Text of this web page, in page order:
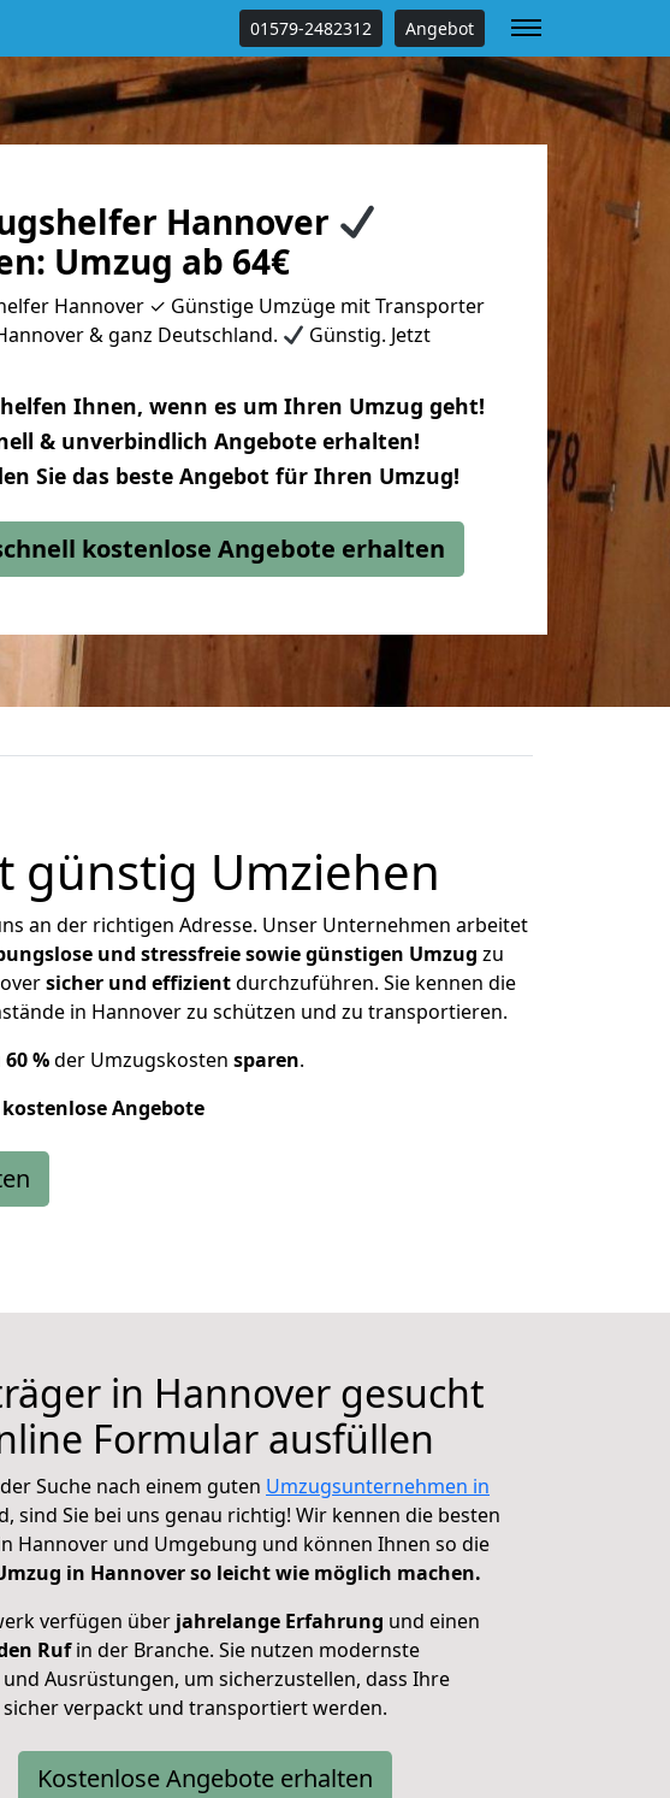
01579-2482312 Angebot
Hannover
Umzug ab 64€
Hannover ✓ Günstige Umzüge mit Transporter
& ganz Deutschland.
Günstig. Jetzt
Ihnen, wenn es um Ihren Umzug geht!
& unverbindlich Angebote erhalten!
Sie das beste Angebot für Ihren Umzug!
kostenlose Angebote erhalten
günstig Umziehen
an der richtigen Adresse. Unser Unternehmen arbeitet
und stressfreie sowie günstigen Umzug zu
sicher und effizientdurchzuführen. Sie kennen die
in Hannover zu schützen und zu transportieren.
60 %der Umzugskosten sparen.
Angebote
in Hannover gesucht
Formular ausfüllen
Suche nach einem guten Umzugsunternehmen in
sind Sie bei uns genau richtig! Wir kennen die besten
Hannover und Umgebung und können Ihnen so die
in Hannover so leicht wie möglich machen.
verfügen über jahrelange Erfahrung und einen
Rufin der Branche. Sie nutzen modernste
Ausrüstungen, um sicherzustellen, dass Ihre
sicher verpackt und transportiert werden.
Kostenlose Angebote erhalten